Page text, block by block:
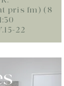
pris fm) (8
22